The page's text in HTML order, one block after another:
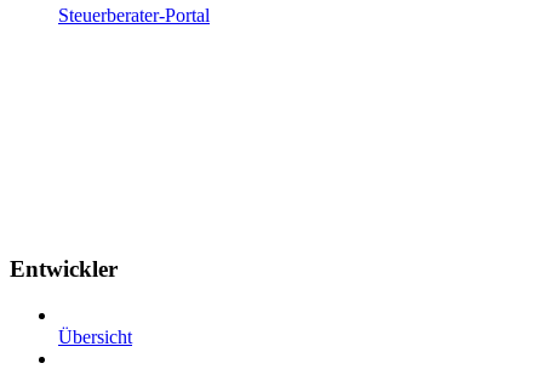
Steuerberater-Portal
Entwickler
Übersicht